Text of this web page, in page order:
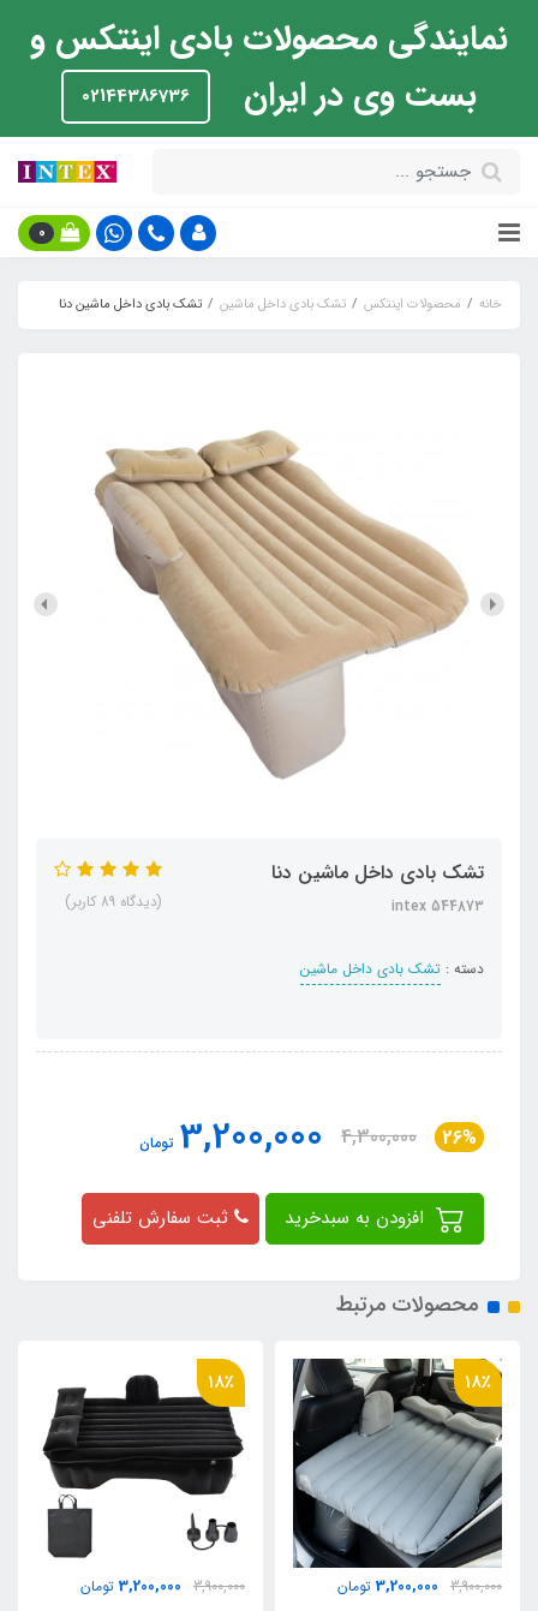
نمایندگی محصولات بادی اینتکس و
بست وی در ایران
02144386736
0
خانه محصولات اینتکس تشک بادی داخل ماشین تشک بادی داخل ماشین دنا
تشک بادی داخل ماشین دنا
intex 544873
دسته : تشک بادی داخل ماشین
(دیدگاه 89 کاربر)
26%
4,300,000
3,200,000 تومان
ثبت سفارش تلفنی
محصولات مرتبط
18٪
3,900,000
3,200,000 تومان
18٪
3,900,000
3,200,000 تومان